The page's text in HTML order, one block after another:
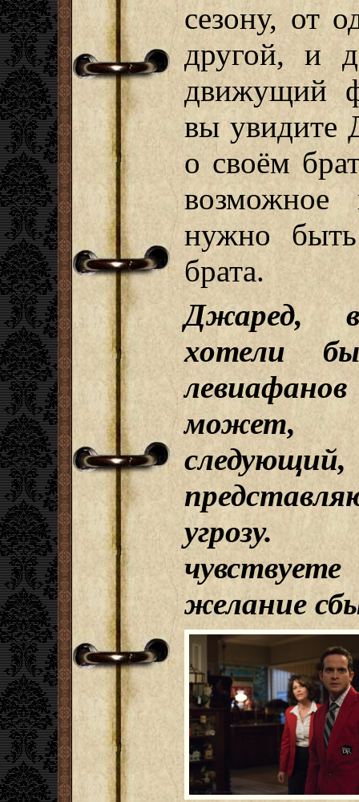
сезону, от
другой, и
движущий
вы увидите
о своём
нужно
брата.
Джаред,
хотели
может,
угрозу.
желание